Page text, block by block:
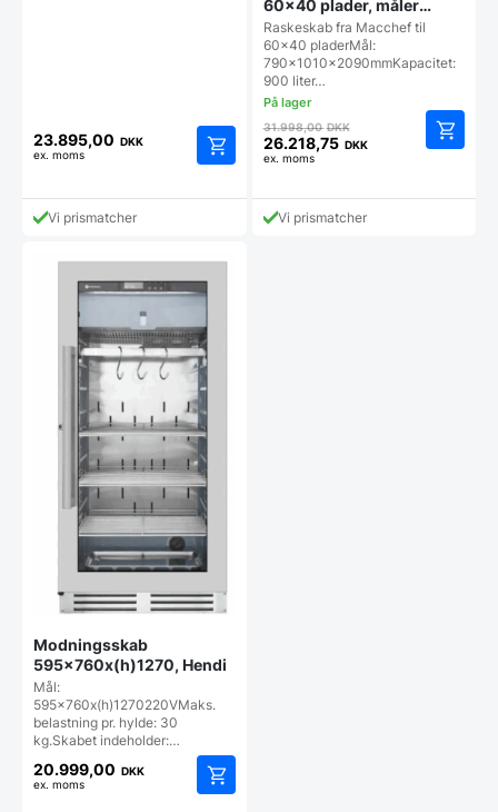
23.895,00 DKK
ex. moms
Vi prismatcher
60×40 plader, måler
790x1010x2090 m/
ståldør
Raskeskab fra Macchef til
60x40 pladerMål:
790x1010x2090mmKapacitet:
900 liter…
31.998,00DKKDen
oprindelige
31.998,00 DKK.
26.218,75 DKK
Den
pris
er:
ex. moms
Vi prismatcher
Modningsskab
595x760x(h)1270, Hendi
Mål:
595x760x(h)1270220VMaks.
belastning pr. hylde: 30
kg.Skabet indeholder:…
20.999,00 DKK
ex. moms